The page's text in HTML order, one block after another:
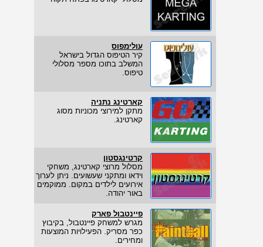
עולימפוס
קיר הטיפוס הגדול בישראל
המשלב בתוכו מספר מסלולי
טיפוס.
קארטינג נתניה
מתקן למירוצי מכוניות מסוג
קארטינג.
קרטינגסטון
מסלול מרוצי קארטינג, משחקי
וידאו ומתקני שעשועים. ניתן לערוך
אירועים לילדים במקום. ממוקמים
באור יהודה.
פיינטבול פארק
מגרש למשחק פיינטבול, בקיבוץ
כפר מסריק. הפעילויות המוצעות
ומחירים.